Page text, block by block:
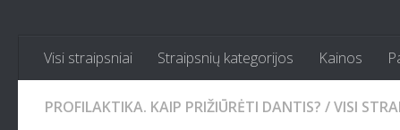
Visi straipsniai Straipsnių kategorijos Kainos
PROFILAKTIKA. KAIP PRIŽIŪRĖTI DANTIS? /VISI